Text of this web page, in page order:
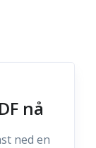
nå
ned en